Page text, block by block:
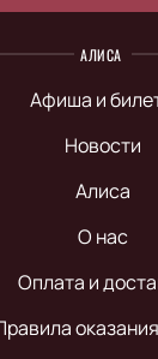
АЛИСА
Афиша и
Новости
Алиса
О нас
Оплата и